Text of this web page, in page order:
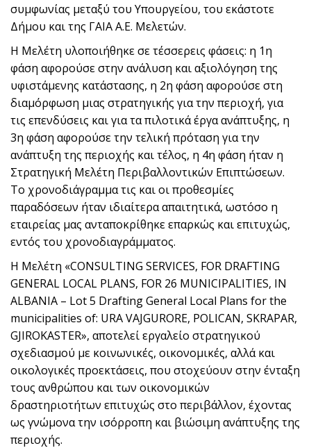
συμφωνίας μεταξύ του Υπουργείου, του εκάστοτε
Δήμου και της ΓΑΙΑ Α.Ε. Μελετών.
Η Mελέτη υλοποιήθηκε σε τέσσερεις φάσεις: η 1η
φάση αφορούσε στην ανάλυση και αξιολόγηση της
υφιστάμενης κατάστασης, η 2η φάση αφορούσε στη
διαμόρφωση μιας στρατηγικής για την περιοχή, για
τις επενδύσεις και για τα πιλοτικά έργα ανάπτυξης, η
3η φάση αφορούσε την τελική πρόταση για την
ανάπτυξη της περιοχής και τέλος, η 4η φάση ήταν η
Στρατηγική Μελέτη Περιβαλλοντικών Επιπτώσεων.
Το χρονοδιάγραμμα τις και οι προθεσμίες
παραδόσεων ήταν ιδιαίτερα απαιτητικά, ωστόσο η
εταιρείας μας ανταποκρίθηκε επαρκώς και επιτυχώς,
εντός του χρονοδιαγράμματος.
Η Mελέτη «CONSULTING SERVICES, FOR DRAFTING
GENERAL LOCAL PLANS, FOR 26 MUNICIPALITIES, IN
ALBANIA – Lot 5 Drafting General Local Plans for the
municipalities of: URA VAJGURORE, POLICAN, SKRAPAR,
GJIROKASTER», αποτελεί εργαλείο στρατηγικού
σχεδιασμού με κοινωνικές, οικονομικές, αλλά και
οικολογικές προεκτάσεις, που στοχεύουν στην ένταξη
τους ανθρώπου και των οικονομικών
δραστηριοτήτων επιτυχώς στο περιβάλλον, έχοντας
ως γνώμονα την ισόρροπη και βιώσιμη ανάπτυξης της
περιοχής.